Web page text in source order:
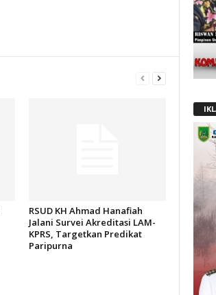
RSUD KH Ahmad Hanafiah
Jalani Survei Akreditasi LAM-
KPRS, Targetkan Predikat
Paripurna